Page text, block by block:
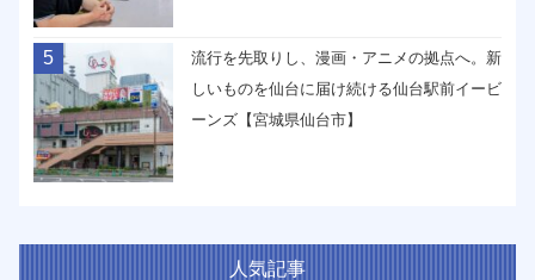
5
流行を先取りし、漫画・アニメの拠点へ。新
しいものを仙台に届け続ける仙台駅前イービ
ーンズ【宮城県仙台市】
人気記事